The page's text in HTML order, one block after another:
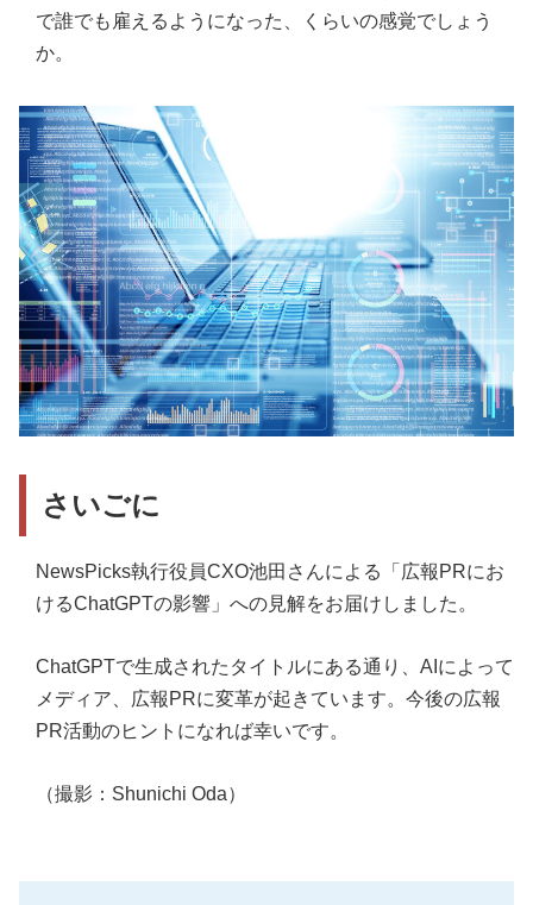
で誰でも雇えるようになった、くらいの感覚でしょう
か。
さいごに
NewsPicks執行役員CXO池田さんによる「広報PRにお
けるChatGPTの影響」への見解をお届けしました。
ChatGPTで生成されたタイトルにある通り、AIによって
メディア、広報PRに変革が起きています。今後の広報
PR活動のヒントになれば幸いです。
（撮影：Shunichi Oda）